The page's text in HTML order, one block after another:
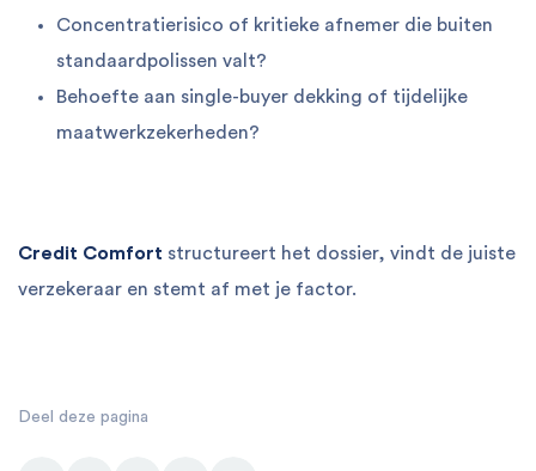
Concentratierisico of kritieke afnemer die buiten
standaardpolissen valt?
Behoefte aan single-buyer dekking of tijdelijke
maatwerkzekerheden?
Credit Comfort structureert het dossier, vindt de juiste
verzekeraar en stemt af met je factor.
Deel deze pagina